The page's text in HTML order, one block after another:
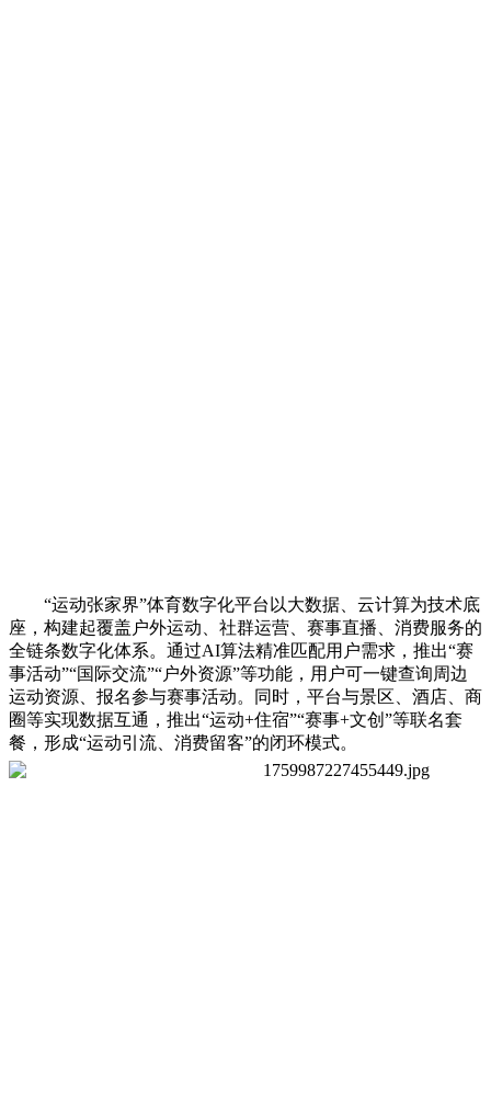
“运动张家界”体育数字化平台以大数据、云计算为技术底
座，构建起覆盖户外运动、社群运营、赛事直播、消费服务的
全链条数字化体系。通过AI算法精准匹配用户需求，推出“赛
事活动”“国际交流”“户外资源”等功能，用户可一键查询周边
运动资源、报名参与赛事活动。同时，平台与景区、酒店、商
圈等实现数据互通，推出“运动+住宿”“赛事+文创”等联名套
餐，形成“运动引流、消费留客”的闭环模式。